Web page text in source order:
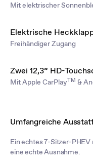
Mit elektrischer
Elektrische
Freihändiger Zugang
Zwei 12,3” HD-
Mit Apple CarPlayTM &
Umfangreiche
Ein echtes 7-Sitzer-
eine echte Ausnahme.